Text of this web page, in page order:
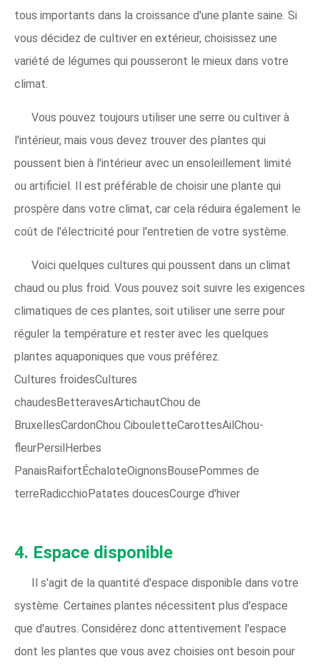
tous importants dans la croissance d'une plante saine. Si
vous décidez de cultiver en extérieur, choisissez une
variété de légumes qui pousseront le mieux dans votre
climat.
Vous pouvez toujours utiliser une serre ou cultiver à
l'intérieur, mais vous devez trouver des plantes qui
poussent bien à l'intérieur avec un ensoleillement limité
ou artificiel. Il est préférable de choisir une plante qui
prospère dans votre climat, car cela réduira également le
coût de l'électricité pour l'entretien de votre système.
Voici quelques cultures qui poussent dans un climat
chaud ou plus froid. Vous pouvez soit suivre les exigences
climatiques de ces plantes, soit utiliser une serre pour
réguler la température et rester avec les quelques
plantes aquaponiques que vous préférez.
Cultures froidesCultures
chaudesBetteravesArtichautChou de
BruxellesCardonChou CibouletteCarottesAilChou-
fleurPersilHerbes
PanaisRaifortÉchaloteOignonsBousePommes de
terreRadicchioPatates doucesCourge d'hiver
4. Espace disponible
Il s'agit de la quantité d'espace disponible dans votre
système. Certaines plantes nécessitent plus d'espace
que d'autres. Considérez donc attentivement l'espace
dont les plantes que vous avez choisies ont besoin pour